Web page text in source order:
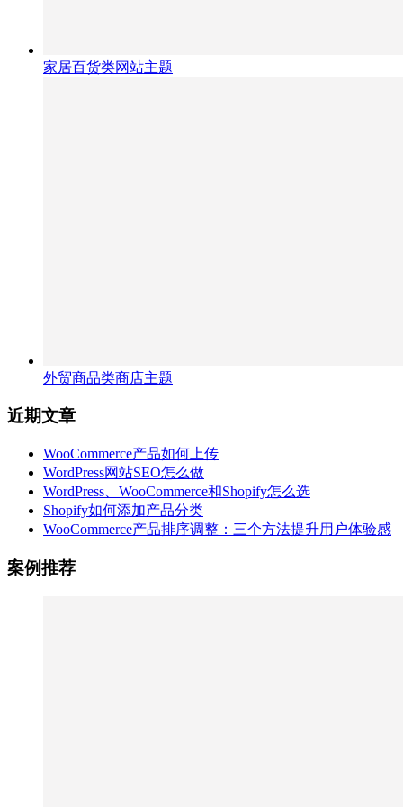
家居百货类网站主题
外贸商品类商店主题
近期文章
WooCommerce产品如何上传
WordPress网站SEO怎么做
WordPress、WooCommerce和Shopify怎么选
Shopify如何添加产品分类
WooCommerce产品排序调整：三个方法提升用户体验感
案例推荐